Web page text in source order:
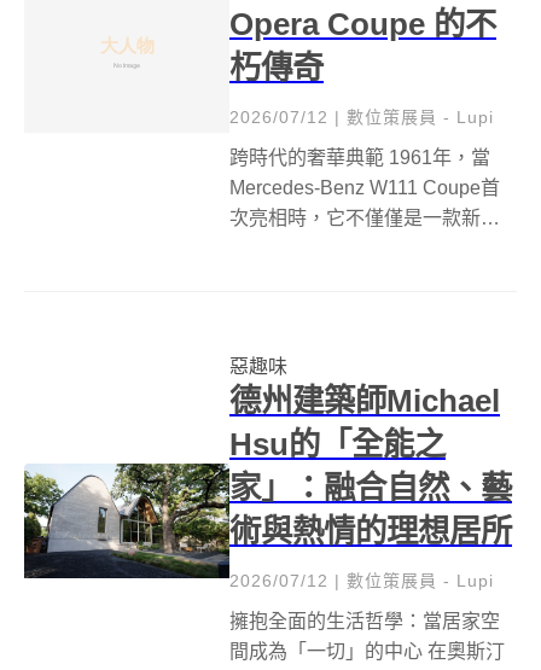
Opera Coupe 的不
朽傳奇
2026/07/12 | 數位策展員 - Lupi
跨時代的奢華典範 1961年，當
Mercedes-Benz W111 Coupe首
次亮相時，它不僅僅是一款新
汽車設計師Pau...
惡趣味
德州建築師Michael
Hsu的「全能之
家」：融合自然、藝
術與熱情的理想居所
2026/07/12 | 數位策展員 - Lupi
擁抱全面的生活哲學：當居家空
間成為「一切」的中心 在奧斯汀